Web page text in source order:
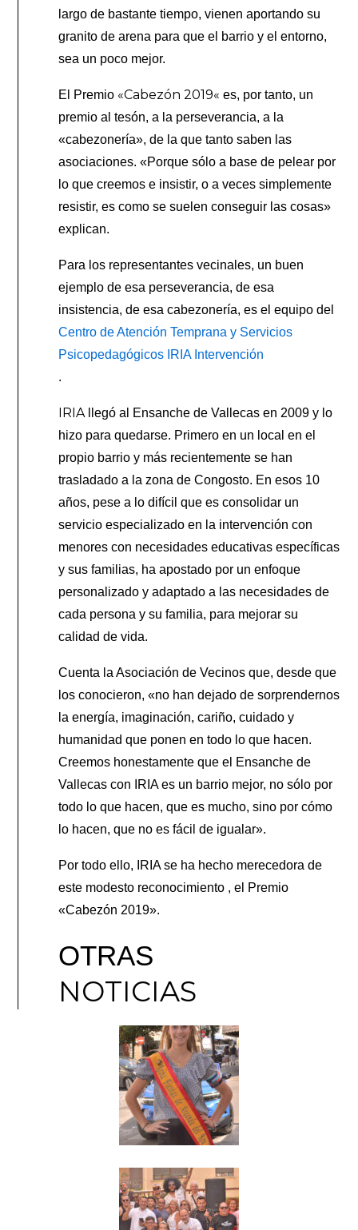
largo de bastante tiempo, vienen aportando su
granito de arena para que el barrio y el entorno,
sea un poco mejor.
El Premio «Cabezón 2019« es, por tanto, un
premio al tesón, a la perseverancia, a la
«cabezonería», de la que tanto saben las
asociaciones. «Porque sólo a base de pelear por
lo que creemos e insistir, o a veces simplemente
resistir, es como se suelen conseguir las cosas»
explican.
Para los representantes vecinales, un buen
ejemplo de esa perseverancia, de esa
insistencia, de esa cabezonería, es el equipo del
Centro de Atención Temprana y Servicios
Psicopedagógicos IRIA Intervención
.
IRIA llegó al Ensanche de Vallecas en 2009 y lo
hizo para quedarse. Primero en un local en el
propio barrio y más recientemente se han
trasladado a la zona de Congosto. En esos 10
años, pese a lo difícil que es consolidar un
servicio especializado en la intervención con
menores con necesidades educativas específicas
y sus familias, ha apostado por un enfoque
personalizado y adaptado a las necesidades de
cada persona y su familia, para mejorar su
calidad de vida.
Cuenta la Asociación de Vecinos que, desde que
los conocieron, «no han dejado de sorprendernos
la energía, imaginación, cariño, cuidado y
humanidad que ponen en todo lo que hacen.
Creemos honestamente que el Ensanche de
Vallecas con IRIA es un barrio mejor, no sólo por
todo lo que hacen, que es mucho, sino por cómo
lo hacen, que no es fácil de igualar».
Por todo ello, IRIA se ha hecho merecedora de
este modesto reconocimiento , el Premio
«Cabezón 2019».
OTRAS
NOTICIAS